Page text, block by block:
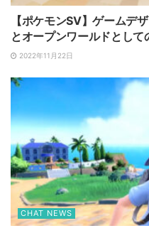
【ポケモンSV】ゲームデ
とオープンワールドとして
2022年11月22日
CHAT NEWS